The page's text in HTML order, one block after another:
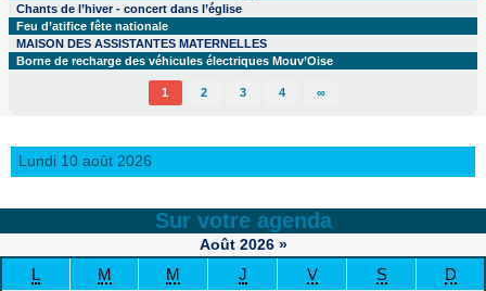
Chants de l’hiver - concert dans l’église
Feu d’atifice fête nationale
MAISON DES ASSISTANTES MATERNELLES
Borne de recharge des véhicules électriques Mouv’Oise
1 2 3 4 ∞
Lundi 10 août 2026
Sur votre agenda
Août 2026 »
L M M J V S D